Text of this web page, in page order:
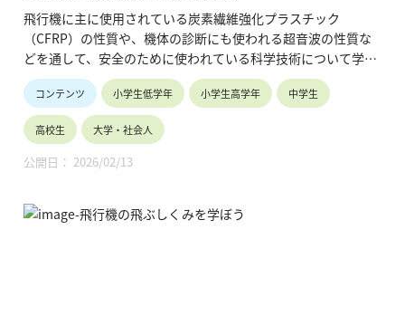
飛行機に主に使用されている炭素繊維強化プラスチック
（CFRP）の性質や、機体の診断にも使われる超音波の性質な
どを通して、安全のために使われている科学技術について学び
ます。
コンテンツ 小学生低学年 小学生高学年 中学生
高校生 大学・社会人
公開日： 2026/02/13